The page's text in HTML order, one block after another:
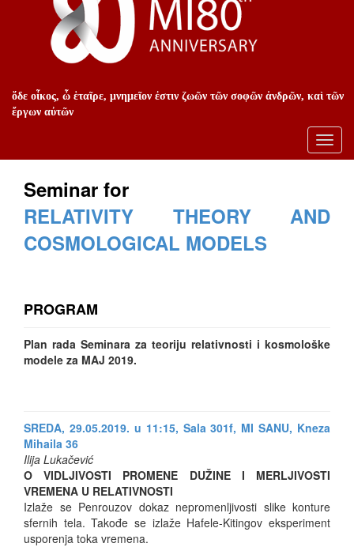
ὅδε οἶκος, ὦ ἑταῖρε, μνημεῖον ἐστιν ζωῶν τῶν σοφῶν ἀνδρῶν, καὶ τῶν
ἔργων αὐτῶν
Seminar for
RELATIVITY THEORY AND
COSMOLOGICAL MODELS
PROGRAM
Plan rada Seminara za teoriju relativnosti i kosmološke
modele za MAJ 2019.
SREDA, 29.05.2019. u 11:15, Sala 301f, MI SANU, Kneza
Mihaila 36
Ilija Lukačević
O VIDLJIVOSTI PROMENE DUŽINE I MERLJIVOSTI
VREMENA U RELATIVNOSTI
Izlaže se Penrouzov dokaz nepromenljivosti slike konture
sfernih tela. Takođe se izlaže Hafele-Kitingov eksperiment
usporenja toka vremena.